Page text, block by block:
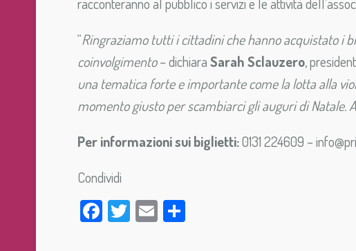
“Ringraziamo tutti i cittadini che hanno acquistato i
coinvolgimento– dichiaraSarah Sclauzero,
una tematica forte e importante come la lotta alla
momento giusto per scambiarci gli auguri di
Per informazioni sui biglietti:0131 224609 –
Condividi
Facebook
Twitter
Email